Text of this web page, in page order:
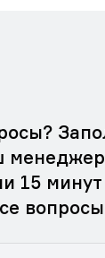
15
вопросы